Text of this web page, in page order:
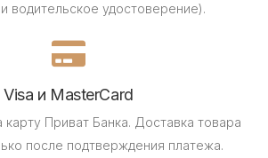
водительское удостоверение).
Visa и MasterCard
карту Приват Банка. Доставка товара
после подтверждения платежа.